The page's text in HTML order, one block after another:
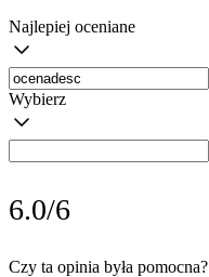
Najlepiej oceniane
Wybierz
6.0/6
Czy ta opinia była pomocna?